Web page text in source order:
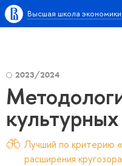
Высшая школа экономики
2023/2024
Лучший по критерию
расширения